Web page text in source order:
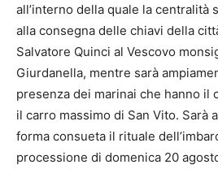
all’interno della quale la centralità
alla consegna delle chiavi della
Salvatore Quinci al Vescovo
Giurdanella, mentre sarà
presenza dei marinai che hanno il
il carro massimo di San Vito. Sarà
forma consueta il rituale
processione di domenica 20